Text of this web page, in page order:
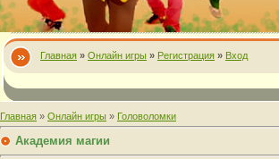
Главная » Онлайн игры » Регистрация » Вход
Главная » Онлайн игры » Головоломки
Академия магии